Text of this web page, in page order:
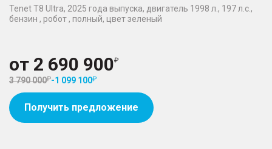
Tenet T8 Ultra, 2025 года выпуска, двигатель 1998 л., 197 л.с.,
бензин , робот , полный, цвет зеленый
от 2 690 900
3 790 000 -1 099 100
Получить предложение